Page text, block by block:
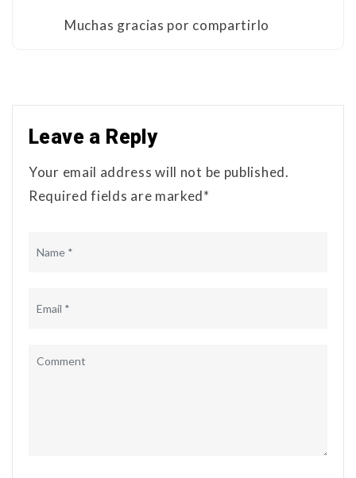
Muchas gracias por compartirlo
Leave a Reply
Your email address will not be published.
Required fields are marked*